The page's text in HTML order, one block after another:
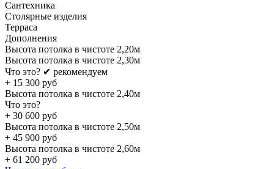
Сантехника
Столярные изделия
Терраса
Дополнения
Высота потолка в чистоте 2,20м
Высота потолка в чистоте 2,30м
Что это? ✔ рекомендуем
+ 15 300 руб
Высота потолка в чистоте 2,40м
Что это?
+ 30 600 руб
Высота потолка в чистоте 2,50м
+ 45 900 руб
Высота потолка в чистоте 2,60м
+ 61 200 руб